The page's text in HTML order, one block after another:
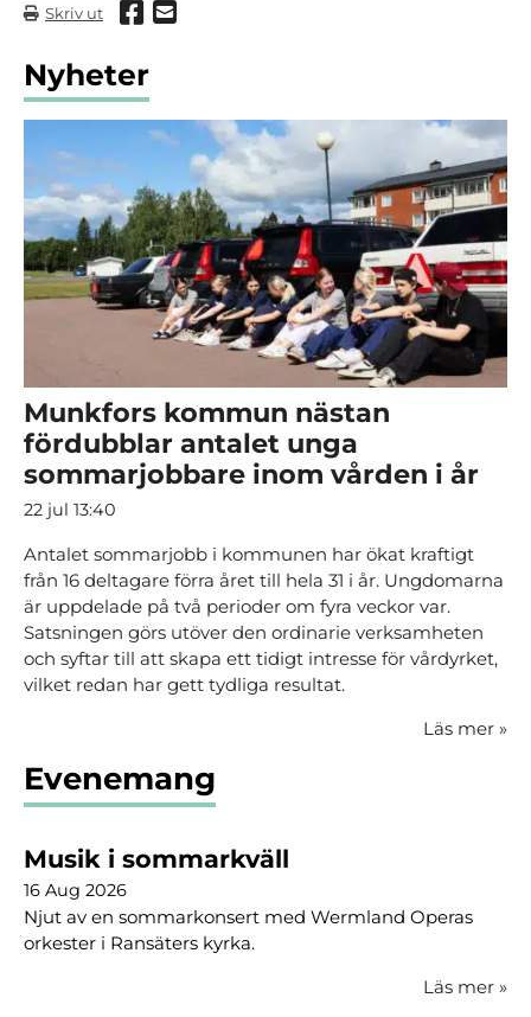
Skriv ut Dela via Facebook
Dela via mail
Nyheter
Munkfors kommun nästan
fördubblar antalet unga
sommarjobbare inom vården i år
22 jul 13:40
Antalet sommarjobb i kommunen har ökat kraftigt
från 16 deltagare förra året till hela 31 i år. Ungdomarna
är uppdelade på två perioder om fyra veckor var.
Satsningen görs utöver den ordinarie verksamheten
och syftar till att skapa ett tidigt intresse för vårdyrket,
vilket redan har gett tydliga resultat.
Läs mer »
Evenemang
Musik i sommarkväll
16 Aug 2026
Njut av en sommarkonsert med Wermland Operas
orkester i Ransäters kyrka.
Läs mer »